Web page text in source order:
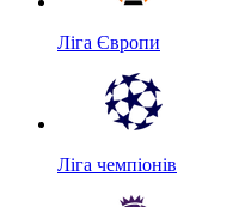
Ліга Європи
Ліга чемпіонів